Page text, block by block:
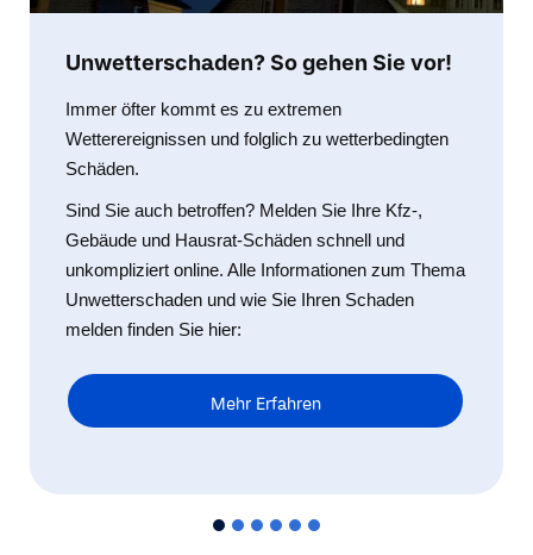
Unwetterschaden? So gehen Sie vor!
Immer öfter kommt es zu extremen
Wetterereignissen und folglich zu wetterbedingten
Schäden.
Sind Sie auch betroffen? Melden Sie Ihre Kfz-,
Gebäude und Hausrat-Schäden schnell und
unkompliziert online. Alle Informationen zum Thema
Unwetterschaden und wie Sie Ihren Schaden
melden finden Sie hier:
Mehr Erfahren